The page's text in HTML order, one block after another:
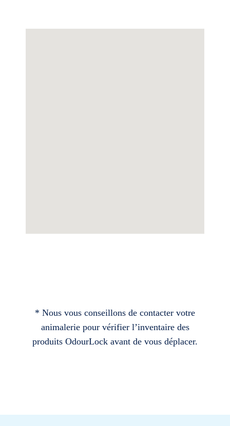
* Nous vous conseillons de contacter votre
animalerie pour vérifier l’inventaire des
produits OdourLock avant de vous déplacer.